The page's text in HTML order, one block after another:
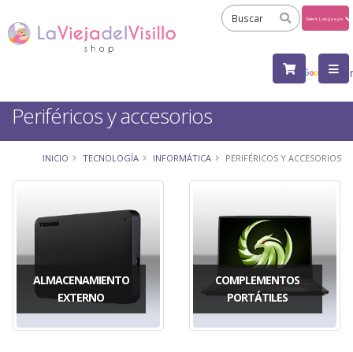
by
Periféricos y accesorios
INICIO TECNOLOGÍA INFORMÁTICA PERIFÉRICOS Y ACCESORIOS
ALMACENAMIENTO
EXTERNO
COMPLEMENTOS
PORTÁTILES